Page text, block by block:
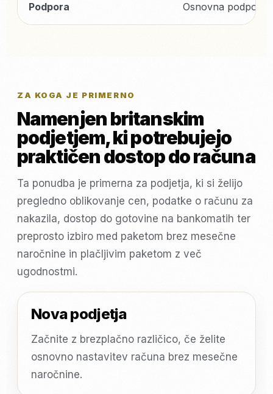
Podpora Osnovna podpora
ZA KOGA JE PRIMERNO
Namenjen britanskim
podjetjem, ki potrebujejo
praktičen dostop do računa
Ta ponudba je primerna za podjetja, ki si želijo
pregledno oblikovanje cen, podatke o računu za
nakazila, dostop do gotovine na bankomatih ter
preprosto izbiro med paketom brez mesečne
naročnine in plačljivim paketom z več
ugodnostmi.
Nova podjetja
Začnite z brezplačno različico, če želite
osnovno nastavitev računa brez mesečne
naročnine.